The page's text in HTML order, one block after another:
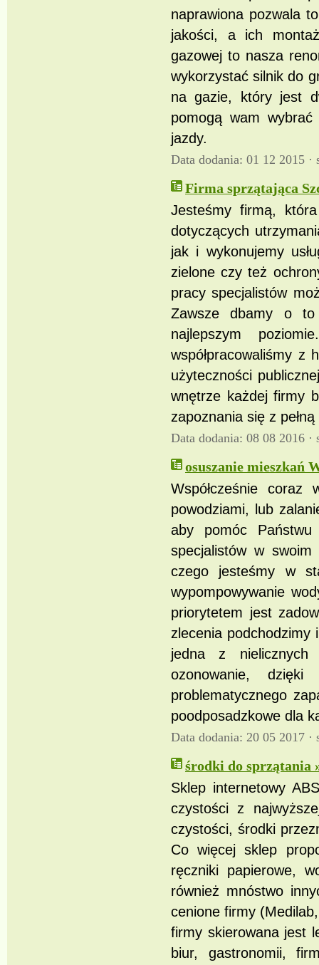
naprawiona pozwala
jakości, a ich
gazowej to nasza
wykorzystać silnik do
na gazie, który jest
pomogą wam
jazdy.
Data dodania: 01 12 2015 ·
Firma sprzątająca
Jesteśmy firmą,
dotyczących
jak i wykonujemy
zielone czy też
pracy specjalistów
Zawsze dbamy o to
najlepszym
współpracowaliśmy z
użyteczności
wnętrze każdej firmy
zapoznania się z
Data dodania: 08 08 2016 ·
osuszanie mieszkań
Współcześnie
powodziami, lub
aby pomóc Państwu
specjalistów w
czego jesteśmy w
wypompowywanie
priorytetem jest
zlecenia podchodzimy
jedna z nielicznych
ozonowanie,
problematycznego
poodposadzkowe dla
Data dodania: 20 05 2017 ·
środki do sprzątania
Sklep internetowy
czystości z
czystości, środki
Co więcej sklep
ręczniki papierowe,
również mnóstwo
cenione firmy
firmy skierowana jest
biur, gastronomii,